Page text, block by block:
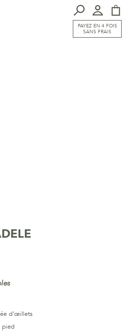
PAYEZ EN 4 FOIS
SANS FRAIS
d’œillets
pied